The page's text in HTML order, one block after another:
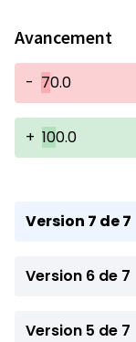
Avancement
- 70.0
+ 100.0
Version 7 de 7
Version 6 de 7
Version 5 de 7